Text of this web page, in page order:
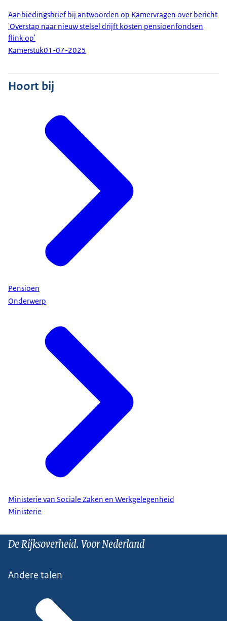
Aanbiedingsbrief bij antwoorden op Kamervragen over bericht
'Overstap naar nieuw stelsel drijft kosten pensioenfondsen
flink op'
Kamerstuk01-07-2025
Hoort bij
Pensioen
Onderwerp
Ministerie van Sociale Zaken en Werkgelegenheid
Ministerie
De Rijksoverheid. Voor Nederland
Andere talen